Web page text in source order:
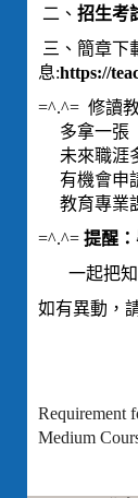
二、 招生考
三、簡章下
息:https://
=^.^= 修讀
多拿一張
未來職涯
有機會申
教育專業
=^.^= 提醒
一起把知
如有異動，
Requirement
Medium